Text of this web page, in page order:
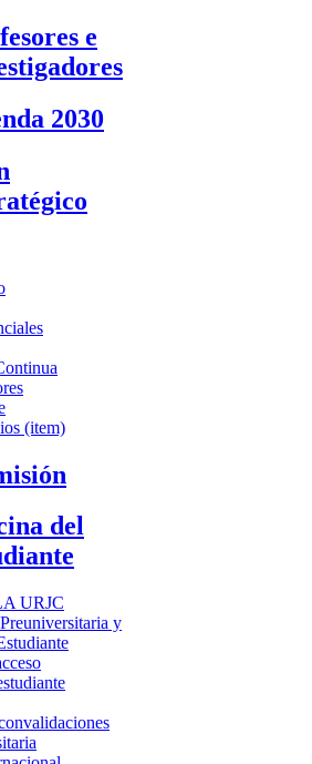
e
2030
(item)
del
URJC
y